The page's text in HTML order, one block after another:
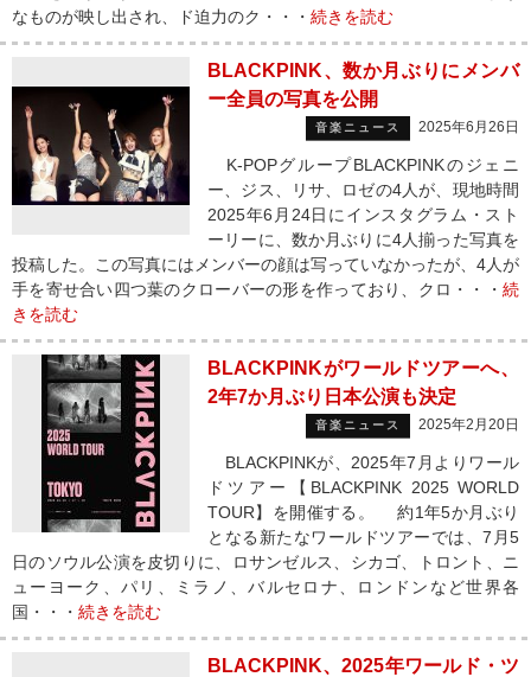
なものが映し出され、ド迫力のク・・・ 続きを読む
BLACKPINK、数か月ぶりにメンバ
ー全員の写真を公開
音楽ニュース 2025年6月26日
K-POPグループBLACKPINKのジェニ
ー、ジス、リサ、ロゼの4人が、現地時間
2025年6月24日にインスタグラム・スト
ーリーに、数か月ぶりに4人揃った写真を
投稿した。この写真にはメンバーの顔は写っていなかったが、4人が
手を寄せ合い四つ葉のクローバーの形を作っており、クロ・・・ 続
きを読む
BLACKPINKがワールドツアーへ、
2年7か月ぶり日本公演も決定
音楽ニュース 2025年2月20日
BLACKPINKが、2025年7月よりワール
ドツアー【BLACKPINK 2025 WORLD
TOUR】を開催する。 約1年5か月ぶり
となる新たなワールドツアーでは、7月5
日のソウル公演を皮切りに、ロサンゼルス、シカゴ、トロント、ニ
ューヨーク、パリ、ミラノ、バルセロナ、ロンドンなど世界各
国・・・ 続きを読む
BLACKPINK、2025年ワールド・ツ